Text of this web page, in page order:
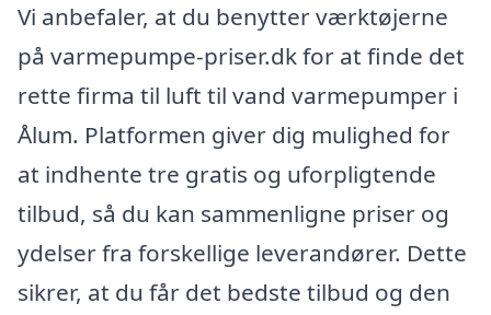
Vi anbefaler, at du benytter værktøjerne
på varmepumpe-priser.dk for at finde det
rette firma til luft til vand varmepumper i
Ålum. Platformen giver dig mulighed for
at indhente tre gratis og uforpligtende
tilbud, så du kan sammenligne priser og
ydelser fra forskellige leverandører. Dette
sikrer, at du får det bedste tilbud og den